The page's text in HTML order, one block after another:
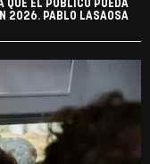
QUE EL PÚBLICO PUEDA
2026. PABLO LASAOSA